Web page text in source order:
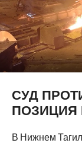
СУД
ПОЗИЦИЯ
В Нижнем